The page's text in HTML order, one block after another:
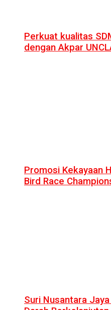
Perkuat kualitas
dengan Akpar
Promosi Kekayaan
Bird Race
Suri Nusantara